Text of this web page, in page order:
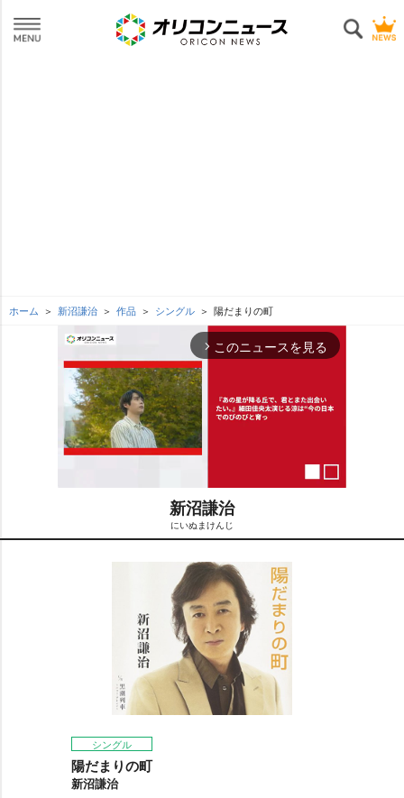
ホーム 新沼謙治 作品 シングル 陽だまりの町
arrow_forward_ios このニュースを見る
M
t
e
新沼謙治
にいぬまけんじ
シングル
陽だまりの町
新沼謙治